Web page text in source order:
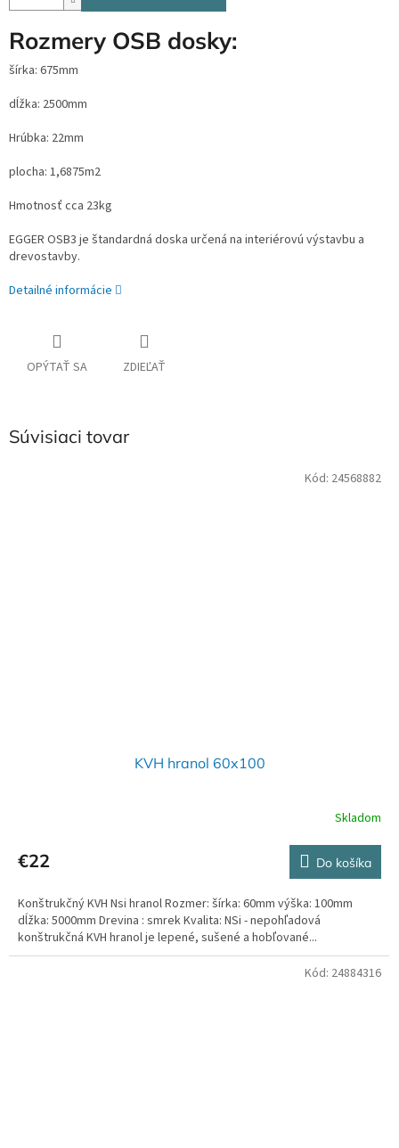
Rozmery OSB dosky:
šírka: 675mm
dĺžka: 2500mm
Hrúbka: 22mm
plocha: 1,6875m2
Hmotnosť cca 23kg
EGGER OSB3 je štandardná doska určená na interiérovú výstavbu a
drevostavby.
Detailné informácie
OPÝTAŤ SA ZDIEĽAŤ
Súvisiaci tovar
KVH hranol 60x100
Skladom
€22 Do košíka
Konštrukčný KVH Nsi hranol Rozmer: šírka: 60mm výška: 100mm
dĺžka: 5000mm Drevina : smrek Kvalita: NSi - nepohľadová
konštrukčná KVH hranol je lepené, sušené a hobľované...
Kód: 24568882
Kód: 24884316